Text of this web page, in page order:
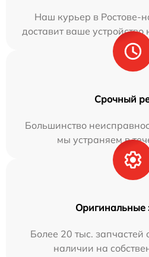
Наш курьер в Ростове-
доставит ваше
Срочный
Большинство
мы устраняем в
Оригинальные
Более 20 тыс. запчастей
наличии на